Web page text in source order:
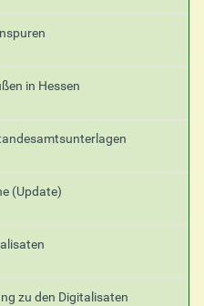
in Hessen
(Update)
zu den Digitalisaten